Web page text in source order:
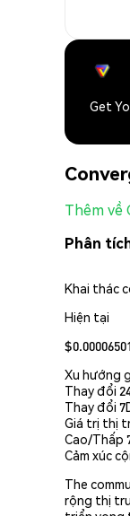
Get
Thêm về
Phân
Khai thác
Hiện tại
$0.00006501
Xu hướng
Thay đổi
Thay đổi
Giá trị thị
Cao/Thấp
Cảm xúc
The
rộng thị